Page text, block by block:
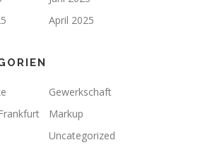
April 2025
Gewerkschaft
Markup
Uncategorized